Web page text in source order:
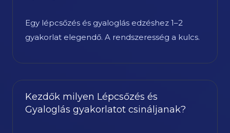
Egy lépcsőzés és gyaloglás edzéshez 1–2
gyakorlat elegendő. A rendszeresség a kulcs.
Kezdők milyen Lépcsőzés és
Gyaloglás gyakorlatot csináljanak?